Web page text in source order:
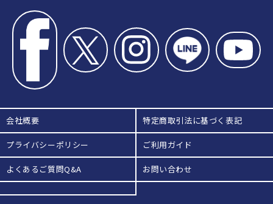
会社概要 特定商取引法に基づく表記
プライバシーポリシー ご利用ガイド
よくあるご質問Q&A お問い合わせ